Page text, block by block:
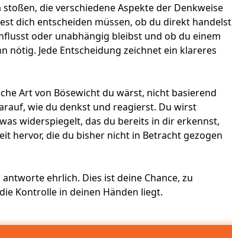
die verschiedene Aspekte der Denkweise
dich entscheiden müssen, ob du direkt handelst
oder unabhängig bleibst und ob du einem
nötig. Jede Entscheidung zeichnet ein klareres
Art von Bösewicht du wärst, nicht basierend
wie du denkst und reagierst. Du wirst
widerspiegelt, das du bereits in dir erkennst,
hervor, die du bisher nicht in Betracht gezogen
ehrlich. Dies ist deine Chance, zu
Kontrolle in deinen Händen liegt.